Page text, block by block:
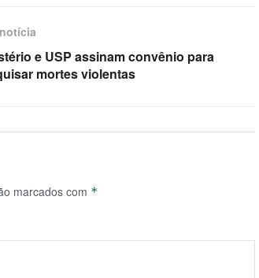
e USP assinam convênio para
mortes violentas
marcados com *